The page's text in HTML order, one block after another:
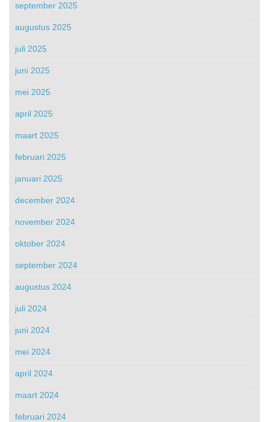
september 2025
augustus 2025
juli 2025
juni 2025
mei 2025
april 2025
maart 2025
februari 2025
januari 2025
december 2024
november 2024
oktober 2024
september 2024
augustus 2024
juli 2024
juni 2024
mei 2024
april 2024
maart 2024
februari 2024